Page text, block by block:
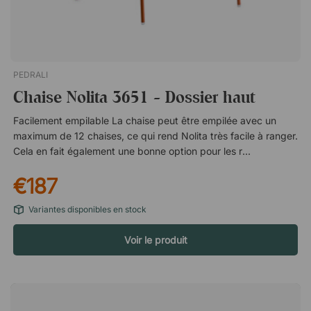
PEDRALI
Chaise Nolita 3651 - Dossier haut
Facilement empilable La chaise peut être empilée avec un
maximum de 12 chaises, ce qui rend Nolita très facile à ranger.
Cela en fait également une bonne option pour les restaurants
long de l'année ou dont les besoins en sièges peuvent varier.
Acier galvanisé solide La série Nolita est fabriquée en acier
galvanisé recouvert d'une peinture polyester. Cela confère au
mobilier une solide protection contre la corrosion et une
résistance à la pluie et aux débris. Couleurs du métal White
(BI200E) Yellow (GI100E) Pink (RA100E) Terracotta (TEE) Red
€187
Variantes disponibles en stock
Voir le produit